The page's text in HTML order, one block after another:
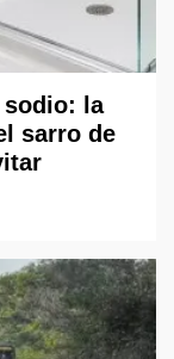
sodio: la
sarro de